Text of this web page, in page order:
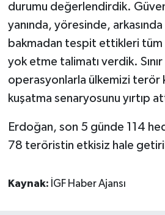
durumu değerlendirdik.
yanında, yöresinde,
bakmadan tespit ettikleri tüm
yok etme talimatı verdik.
operasyonlarla ülkemizi terör
kuşatma senaryosunu yırtıp
Erdoğan, son 5 günde 114
78 teröristin etkisiz hale
Kaynak: İGF Haber Ajansı